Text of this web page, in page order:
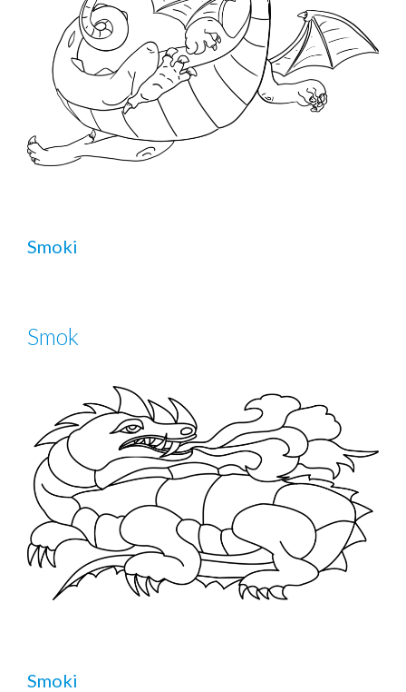
Smoki
Smok
Smoki